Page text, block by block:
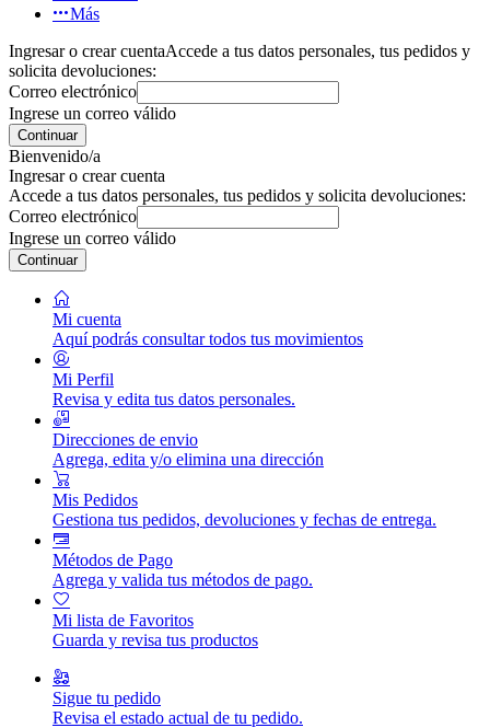
Más
Ingresar o crear cuentaAccede a tus datos personales, tus pedidos y
solicita devoluciones:
Correo electrónico
Ingrese un correo válido
Continuar
Bienvenido/a
Ingresar o crear cuenta
Accede a tus datos personales, tus pedidos y solicita devoluciones:
Correo electrónico
Ingrese un correo válido
Continuar
Mi cuenta
Aquí podrás consultar todos tus movimientos
Mi Perfil
Revisa y edita tus datos personales.
Direcciones de envio
Agrega, edita y/o elimina una dirección
Mis Pedidos
Gestiona tus pedidos, devoluciones y fechas de entrega.
Métodos de Pago
Agrega y valida tus métodos de pago.
Mi lista de Favoritos
Guarda y revisa tus productos
Sigue tu pedido
Revisa el estado actual de tu pedido.